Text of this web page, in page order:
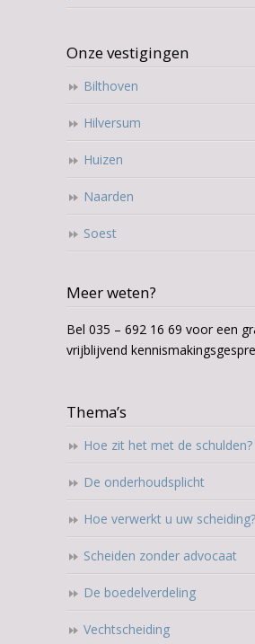
Onze vestigingen
Bilthoven
Hilversum
Huizen
Naarden
Soest
Meer weten?
Bel 035 – 692 16 69 voor een
vrijblijvend
Thema’s
Hoe zit het met de schulden?
De onderhoudsplicht
Hoe verwerkt u uw scheiding?
Scheiden zonder advocaat
De boedelverdeling
Vechtscheiding